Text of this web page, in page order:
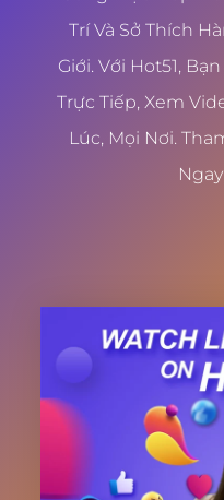
Trí Và Sở Thích
Giới. Với Hot51,
Trực Tiếp, Xem
Lúc, Mọi Nơi.